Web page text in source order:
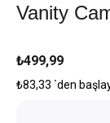
Vanity
₺499,99
₺83,33 `den